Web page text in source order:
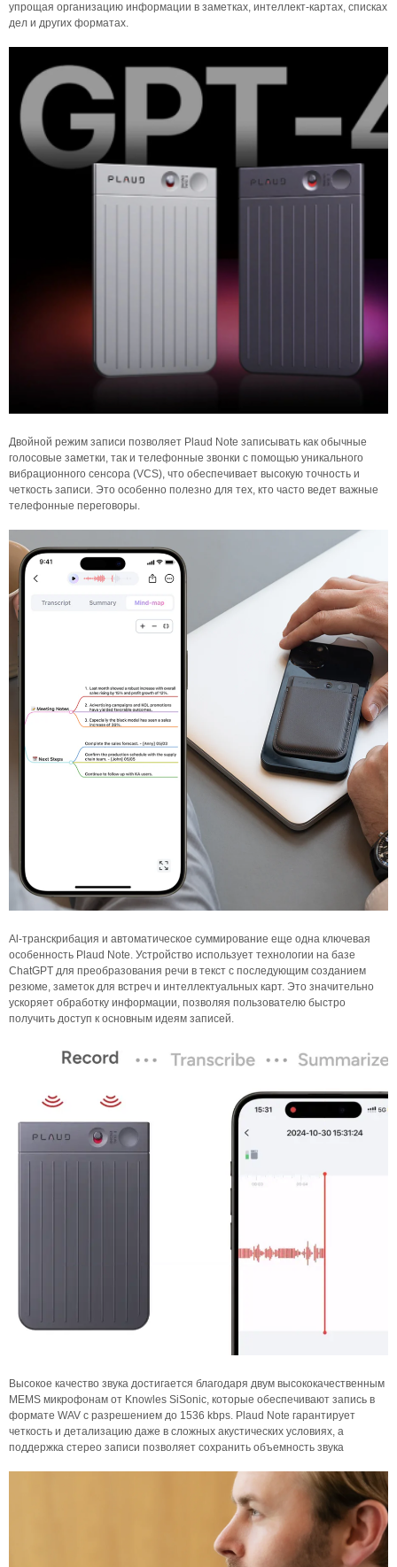
упрощая организацию информации в заметках, интеллект-картах, списках
дел и других форматах.
Двойной режим записи позволяет Plaud Note записывать как обычные
голосовые заметки, так и телефонные звонки с помощью уникального
вибрационного сенсора (VCS), что обеспечивает высокую точность и
четкость записи. Это особенно полезно для тех, кто часто ведет важные
телефонные переговоры.
Al-транскрибация и автоматическое суммирование еще одна ключевая
особенность Plaud Note. Устройство использует технологии на базе
ChatGPТ для преобразования речи в текст с последующим созданием
резюме, заметок для встреч и интеллектуальных карт. Это значительно
ускоряет обработку информации, позволяя пользователю быстро
получить доступ к основным идеям записей.
Высокое качество звука достигается благодаря двум высококачественным
МEMS микрофонам от Knowles SiSonic, которые обеспечивают запись в
формате WAV с разрешением до 1536 kbps. Plaud Note гарантирует
четкость и детализацию даже в сложных акустических условиях, а
поддержка стерео записи позволяет сохранить объемность звука